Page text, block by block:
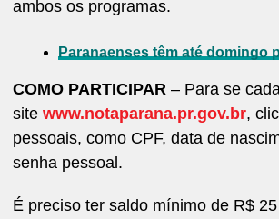
ambos os programas.
Paranaenses têm até domingo
COMO PARTICIPAR – Para se
site www.notaparana.pr.gov.br,
pessoais, como CPF, data de
senha pessoal.
É preciso ter saldo mínimo de R$